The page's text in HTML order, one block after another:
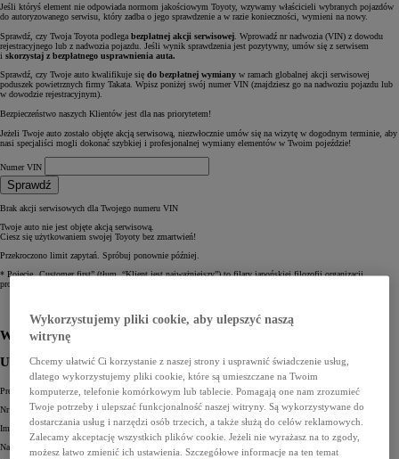
Jeśli któryś element nie odpowiada normom jakościowym Toyoty, wzywamy właścicieli wybranych pojazdów
do autoryzowanego serwisu, który zadba o jego sprawdzenie a w razie konieczności, wymieni na nowy.
Sprawdź, czy Twoja Toyota podlega bezpłatnej akcji serwisowej . Wprowadź nr nadwozia (VIN) z dowodu
rejestracyjnego lub z nadwozia pojazdu. Jeśli wynik sprawdzenia jest pozytywny, umów się z serwisem
i skorzystaj z bezpłatnego usprawnienia auta.
Sprawdź, czy Twoje auto kwalifikuje się do bezpłatnej wymiany w ramach globalnej akcji serwisowej
poduszek powietrznych firmy Takata. Wpisz poniżej swój numer VIN (znajdziesz go na nadwoziu pojazdu lub
w dowodzie rejestracyjnym).
Bezpieczeństwo naszych Klientów jest dla nas priorytetem!
Jeżeli Twoje auto zostało objęte akcją serwisową, niezwłocznie umów się na wizytę w dogodnym terminie, aby
nasi specjaliści mogli dokonać szybkiej i profesjonalnej wymiany elementów w Twoim pojeździe!
Numer VIN
Sprawdź
Brak akcji serwisowych dla Twojego numeru VIN
Twoje auto nie jest objęte akcją serwisową.
Ciesz się użytkowaniem swojej Toyoty bez zmartwień!
Przekroczono limit zapytań. Spróbuj ponownie później.
* Pojęcie „Customer first” (tłum. “Klient jest najważniejszy”) to filary japońskiej filozofii organizacji
produkcji i obsługi klienta.
Wybierz dilera
Uzupełnij swoje dane
Preferowana data serwisu: *
Nr VIN pojazdu:
Imię *
Nazwisko *
Wykorzystujemy pliki cookie, aby ulepszyć naszą
witrynę
Chcemy ułatwić Ci korzystanie z naszej strony i usprawnić świadczenie usług,
dlatego wykorzystujemy pliki cookie, które są umieszczane na Twoim
komputerze, telefonie komórkowym lub tablecie. Pomagają one nam zrozumieć
Twoje potrzeby i ulepszać funkcjonalność naszej witryny. Są wykorzystywane do
dostarczania usług i narzędzi osób trzecich, a także służą do celów reklamowych.
Zalecamy akceptację wszystkich plików cookie. Jeżeli nie wyrażasz na to zgody,
możesz łatwo zmienić ich ustawienia. Szczegółowe informacje na ten temat